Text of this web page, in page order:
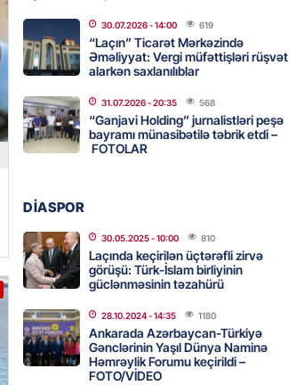
05.08.2026- 16:45
DÜNYA
Türkiyə HHQ-nin ilk qadın generalı oldu
05.08.2026- 16:30 199
axtaranların diqqətinə: Kirayə
05.08.2026 - 16:15
GÜNDƏM
Türkiyə və Suriyanın xarici işlər
nazirləri görüşəcək
05.08.2026- 16:00 120
30.07.2026- 14:00 619
“Laçın” Ticarət Mərkəzində
Əməliyyat: Vergi müfəttişləri rüşvət
alarkən saxlanılıblar
31.07.2026- 20:35 568
“Ganjavi Holding” jurnalistləri peşə
bayramı münasibətilə təbrik etdi –
FOTOLAR
DİASPOR
30.05.2025- 10:00 810
Laçında keçirilən üçtərəfli zirvə
görüşü: Türk-İslam birliyinin
güclənməsinin təzahürü
28.10.2024- 14:35 1180
Ankarada Azərbaycan-Türkiyə
Gənclərinin Yaşıl Dünya Naminə
Həmrəylik Forumu keçirildi –
FOTO/VİDEO